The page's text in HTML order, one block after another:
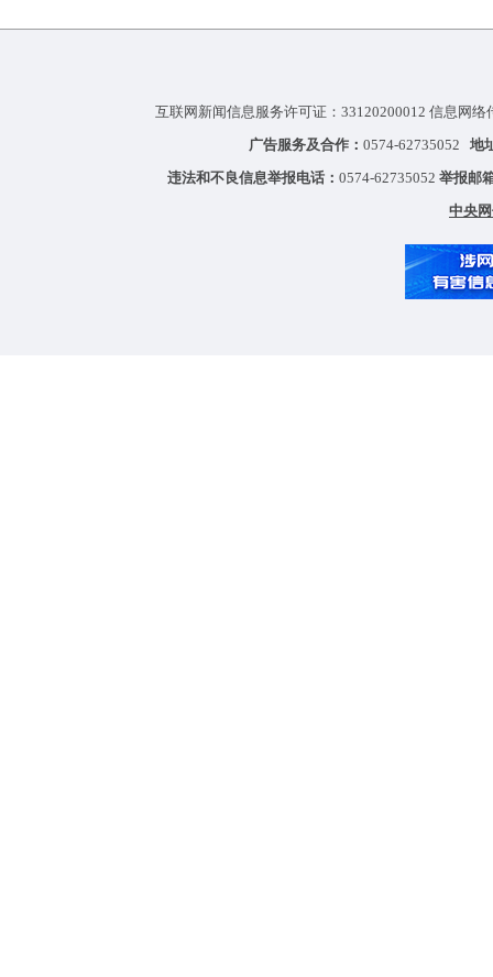
互联网新闻信息服务许可证：33120200012 信息网
广告服务及合作： 0574-62735052 地
违法和不良信息举报电话： 0574-62735052 举报邮
中央